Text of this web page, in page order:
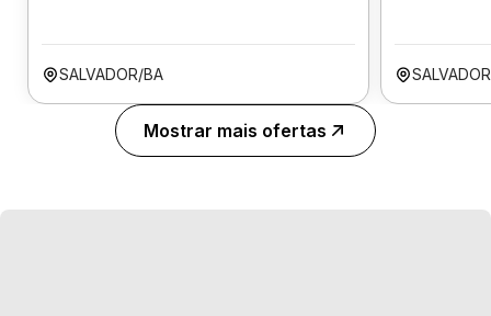
SALVADOR/BA
Mostrar mais ofertas